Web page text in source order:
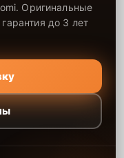
Оригинальные
до 3 лет